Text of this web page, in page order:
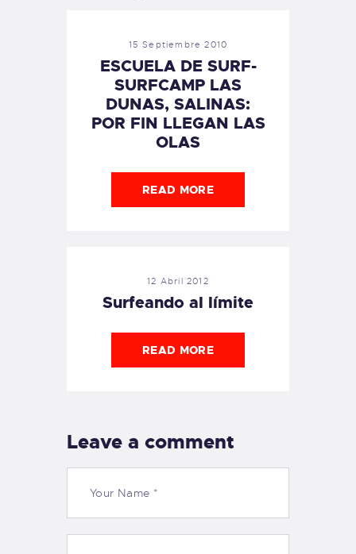
15 Septiembre 2010
ESCUELA DE SURF-
SURFCAMP LAS
DUNAS, SALINAS:
POR FIN LLEGAN LAS
OLAS
READ MORE
12 Abril 2012
Surfeando al límite
READ MORE
Leave a comment